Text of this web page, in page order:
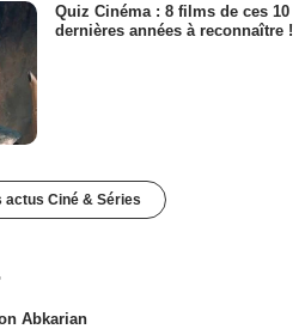
Quiz Cinéma : 8 films de ces 10
dernières années à reconnaître !
actus Ciné & Séries
Abkarian